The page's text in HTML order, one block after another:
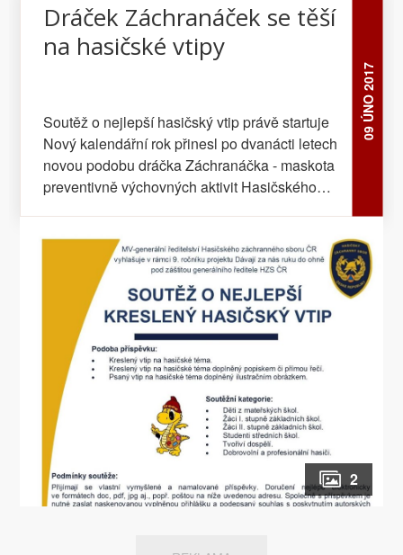
09 ÚNO 2017
Dráček Záchranáček se těší
na hasičské vtipy
Soutěž o nejlepší hasičský vtip právě startuje
Nový kalendářní rok přinesl po dvanácti letech
novou podobu dráčka Záchranáčka - maskota
preventivně výchovných aktivit Hasičského
soutěž, kterou v tomto roce přináší pro děti i
dospělé, je o nejlepší kreslený hasičský vtip.
Vždy veselí hasiči s ohněm rychle zacvičí.
Vtípek o nich napsat zkus, ukaž tak svůj dobrý
vkus. Oficiálně 9. ročník soutěže „Dávají za
nás ruku do ohně“ vyhlašuje MV-generální
ředitelství Hasičského záchranného sboru ČR
u příležitosti Evropského dne tísňové linky
112 (dne 11. 2.). Záštitu nad projektem
převzal generální ředitel Hasičského
záchranného sboru ČR genmjr. Ing.
Drahoslav Ryba. Soutěžit mohou děti z
mateřských, základních nebo středních škol i
2